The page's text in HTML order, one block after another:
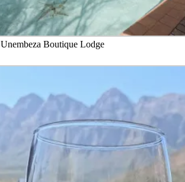
Unembeza Boutique Lodge